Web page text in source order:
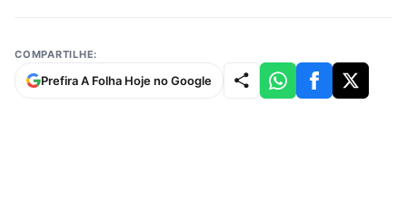
COMPARTILHE:
Prefira A Folha Hoje no Google